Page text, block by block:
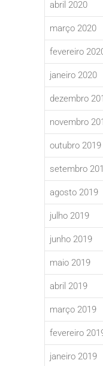
abril 2020
março 2020
fevereiro
janeiro 2020
dezembro
novembro
outubro 2019
setembro
agosto 2019
julho 2019
junho 2019
maio 2019
abril 2019
março 2019
fevereiro
janeiro 2019